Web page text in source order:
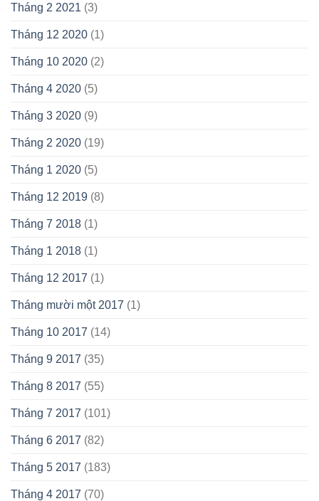
Tháng 2 2021 (3)
Tháng 12 2020 (1)
Tháng 10 2020 (2)
Tháng 4 2020 (5)
Tháng 3 2020 (9)
Tháng 2 2020 (19)
Tháng 1 2020 (5)
Tháng 12 2019 (8)
Tháng 7 2018 (1)
Tháng 1 2018 (1)
Tháng 12 2017 (1)
Tháng mười một 2017 (1)
Tháng 10 2017 (14)
Tháng 9 2017 (35)
Tháng 8 2017 (55)
Tháng 7 2017 (101)
Tháng 6 2017 (82)
Tháng 5 2017 (183)
Tháng 4 2017 (70)